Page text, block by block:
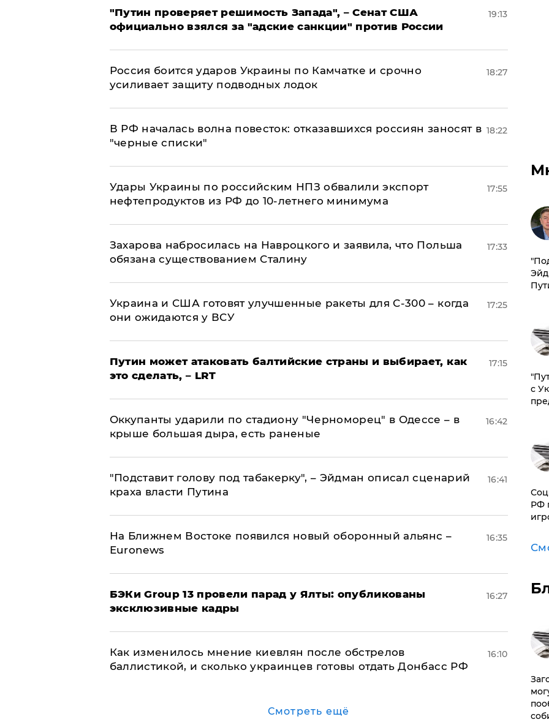
"Путин проверяет решимость Запада", – Сенат США
официально взялся за "адские санкции" против России
19:13
Россия боится ударов Украины по Камчатке и срочно
усиливает защиту подводных лодок
18:27
​В РФ началась волна повесток: отказавшихся россиян заносят в
"черные списки"
18:22
Удары Украины по российским НПЗ обвалили экспорт
нефтепродуктов из РФ до 10-летнего минимума
17:55
​Захарова набросилась на Навроцкого и заявила, что Польша
обязана существованием Сталину
17:33
Украина и США готовят улучшенные ракеты для С-300 – когда
они ожидаются у ВСУ
17:25
Путин может атаковать балтийские страны и выбирает, как
это сделать, – LRT
17:15
Оккупанты ударили по стадиону "Черноморец" в Одессе – в
крыше большая дыра, есть раненые
16:42
​"Подставит голову под табакерку", – Эйдман описал сценарий
краха власти Путина
16:41
На Ближнем Востоке появился новый оборонный альянс –
Euronews
16:35
​БЭКи Group 13 провели парад у Ялты: опубликованы
эксклюзивные кадры
16:27
Как изменилось мнение киевлян после обстрелов
баллистикой, и сколько украинцев готовы отдать Донбасс РФ
16:10
Смотреть ещё
с
РФ